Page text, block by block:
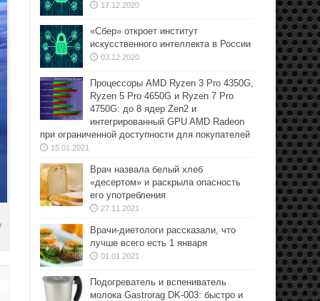
17.12.2020
«Сбер» откроет институт
искусственного интеллекта в России
03.12.2020
Процессоры AMD Ryzen 3 Pro 4350G,
Ryzen 5 Pro 4650G и Ryzen 7 Pro
4750G: до 8 ядер Zen2 и
интегрированный GPU AMD Radeon
при ограниченной доступности для покупателей
15.01.2021
Врач назвала белый хлеб
«десертом» и раскрыла опасность
его употребления
27.11.2021
Врачи-диетологи рассказали, что
лучше всего есть 1 января
01.01.2021
Подогреватель и вспениватель
молока Gastrorag DK-003: быстро и